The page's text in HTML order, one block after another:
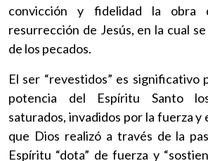
convicción y fidelidad la
resurrección de Jesús, en la cual
de los pecados.
El ser “revestidos” es significativo
potencia del Espíritu Santo
saturados, invadidos por la fuerza y
que Dios realizó a través de la
Espíritu “dota” de fuerza y